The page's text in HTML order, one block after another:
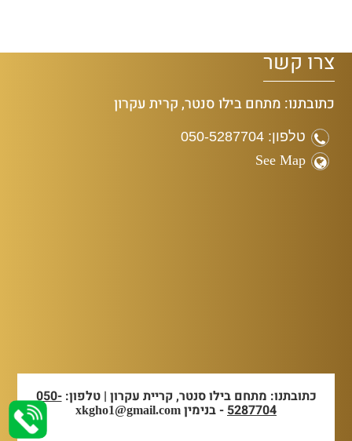
צרו קשר
כתובתנו: מתחם בילו סנטר, קרית עקרון
טלפון: 050-5287704
See Map
כתובתנו: מתחם בילו סנטר, קריית עקרון | טלפון:050-
5287704- בנימין xkgho1@gmail.com